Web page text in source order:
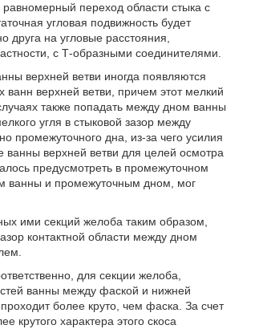
переход области стыка с
угловая подвижность будет
друга на угловые расстояния,
с Т-образными соединителями.
верхней ветви иногда появляются
ванн верхней ветви, причем этот мелкий
также попадать между дном ванны
угля в стыковой зазор между
промежуточного дна, из-за чего усилия
ванны верхней ветви для целей осмотра
предусмотреть в промежуточном
ванны и промежуточным дном, мог
ими секций желоба таким образом,
контактной области между дном
для секции желоба,
ванны между фаской и нижней
более круто, чем фаска. За счет
крутого характера этого скоса